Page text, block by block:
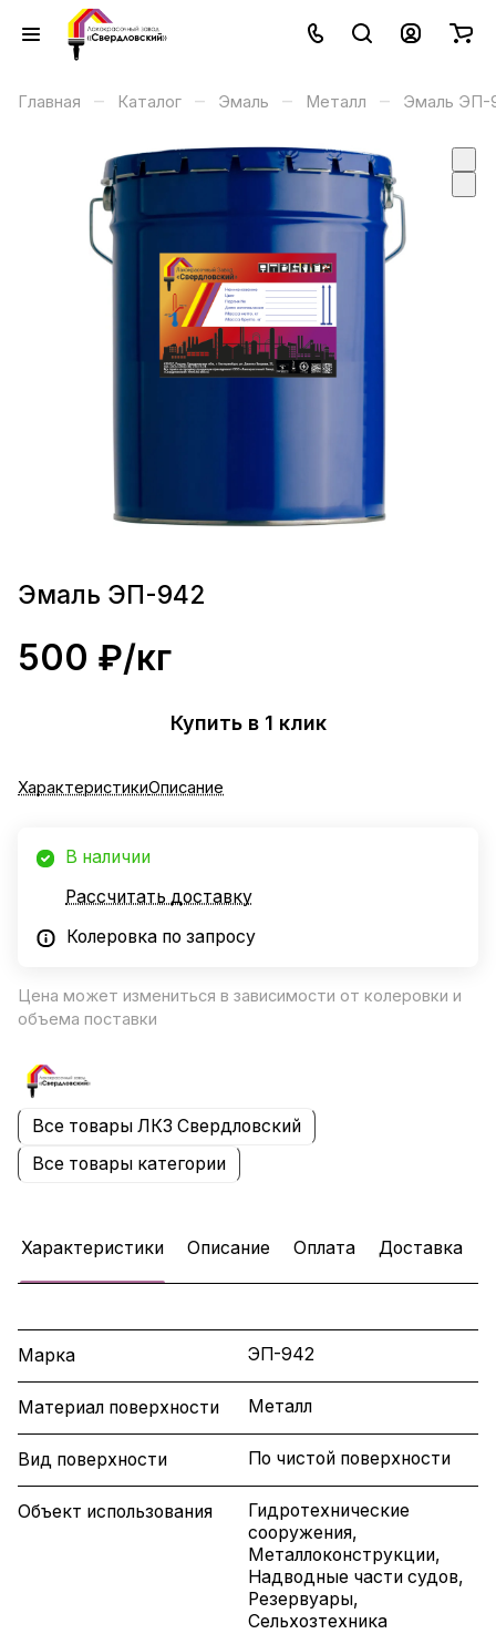
Главная – Каталог – Эмаль – Металл – Эмаль ЭП-
Эмаль ЭП-942
500 ₽/кг
Купить в 1 клик
ХарактеристикиОписание
В наличии
Рассчитать доставку
Колеровка по запросу
Цена может измениться в зависимости от колеровки и
объема поставки
Все товары ЛКЗ Свердловский
Все товары категории
Характеристики Описание Оплата Доставка
Марка ЭП-942
Материал поверхности Металл
Вид поверхности По чистой поверхности
Объект использования
Гидротехнические
сооружения,
Металлоконструкции,
Надводные части судов,
Резервуары,
Сельхозтехника